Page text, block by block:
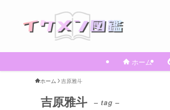
ホーム
ホーム 吉原雅斗
吉原雅斗 – tag –